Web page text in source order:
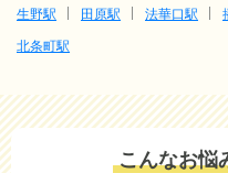
生野駅
田原駅 法華口駅
北条町駅
こんなお悩